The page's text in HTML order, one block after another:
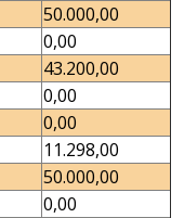
50.000,00
0,00
43.200,00
0,00
0,00
11.298,00
50.000,00
0,00